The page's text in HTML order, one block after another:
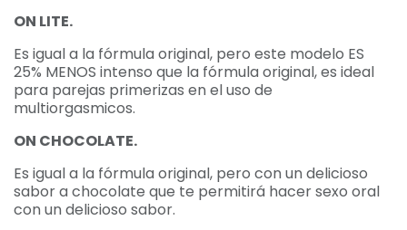
ON LITE.
Es igual a la fórmula original, pero este modelo ES
25% MENOS intenso que la fórmula original, es ideal
para parejas primerizas en el uso de
multiorgasmicos.
ON CHOCOLATE.
Es igual a la fórmula original, pero con un delicioso
sabor a chocolate que te permitirá hacer sexo oral
con un delicioso sabor.